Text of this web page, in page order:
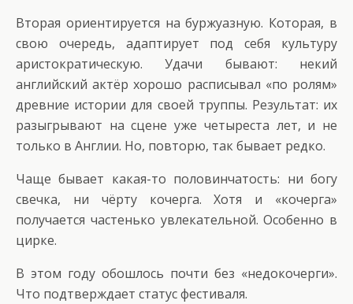
Вторая ориентируется на буржуазную. Которая, в
свою очередь, адаптирует под себя культуру
аристократическую. Удачи бывают: некий
английский актёр хорошо расписывал «по ролям»
древние истории для своей труппы. Результат: их
разыгрывают на сцене уже четыреста лет, и не
только в Англии. Но, повторю, так бывает редко.
Чаще бывает какая-то половинчатость: ни богу
свечка, ни чёрту кочерга. Хотя и «кочерга»
получается частенько увлекательной. Особенно в
цирке.
В этом году обошлось почти без «недокочерги».
Что подтверждает статус фестиваля.